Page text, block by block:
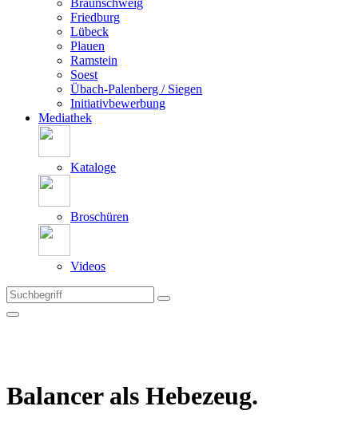
Braunschweig
Friedburg
Lübeck
Plauen
Ramstein
Soest
Übach-Palenberg / Siegen
Initiativbewerbung
Mediathek
Kataloge
Broschüren
Videos
Balancer als Hebezeug.